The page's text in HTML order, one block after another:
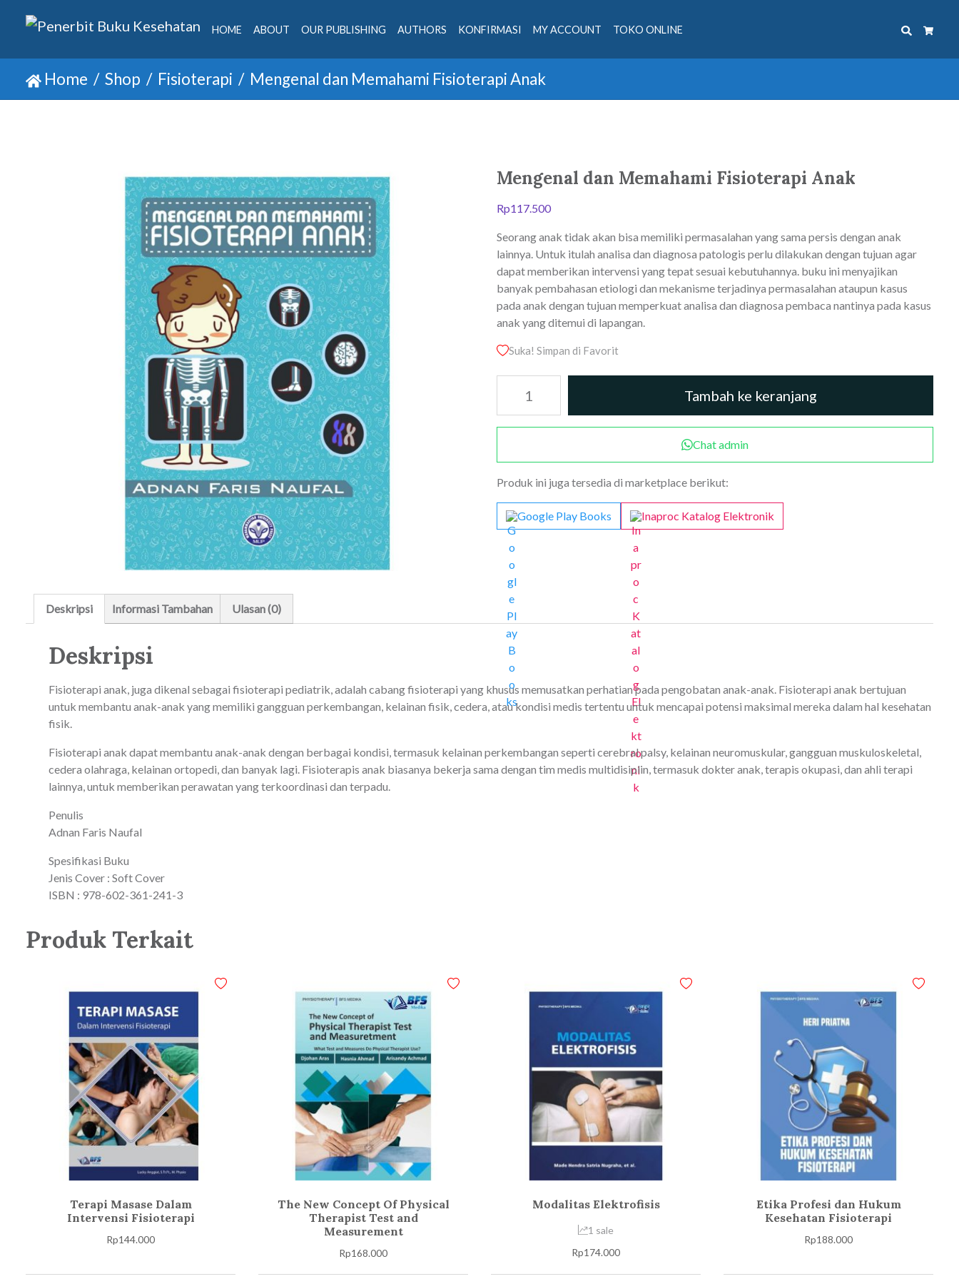
HOME ABOUT OUR PUBLISHING AUTHORS KONFIRMASI MY ACCOUNT TOKO ONLINE
Search
Home Shop Fisioterapi Mengenal dan Memahami Fisioterapi Anak
Mengenal dan Memahami Fisioterapi Anak
Rp117.500
Seorang anak tidak akan bisa memiliki permasalahan yang sama persis dengan anak
lainnya. Untuk itulah analisa dan diagnosa patologis perlu dilakukan dengan tujuan agar
dapat memberikan intervensi yang tepat sesuai kebutuhannya. buku ini menyajikan
banyak pembahasan etiologi dan mekanisme terjadinya permasalahan ataupun kasus
pada anak dengan tujuan memperkuat analisa dan diagnosa pembaca nantinya pada kasus
anak yang ditemui di lapangan.
Suka! Simpan di Favorit
Mengenal
dan
Tambah ke keranjang
Chat admin
Produk ini juga tersedia di marketplace berikut:
Google Play Books Inaproc Katalog Elektronik
Deskripsi Informasi Tambahan Ulasan (0)
Deskripsi
Fisioterapi anak, juga dikenal sebagai fisioterapi pediatrik, adalah cabang fisioterapi yang khusus memusatkan perhatian pada pengobatan anak-anak. Fisioterapi anak bertujuan
untuk membantu anak-anak yang memiliki gangguan perkembangan, kelainan fisik, cedera, atau kondisi medis tertentu untuk mencapai potensi maksimal mereka dalam hal kesehatan
fisik.
Fisioterapi anak dapat membantu anak-anak dengan berbagai kondisi, termasuk kelainan perkembangan seperti cerebral palsy, kelainan neuromuskular, gangguan muskuloskeletal,
cedera olahraga, kelainan ortopedi, dan banyak lagi. Fisioterapis anak biasanya bekerja sama dengan tim medis multidisiplin, termasuk dokter anak, terapis okupasi, dan ahli terapi
lainnya, untuk memberikan perawatan yang terkoordinasi dan terpadu.
Penulis
Adnan Faris Naufal
Spesifikasi Buku
Jenis Cover : Soft Cover
ISBN : 978-602-361-241-3
Produk Terkait
Terapi Masase Dalam
Intervensi Fisioterapi
Rp144.000
The New Concept Of Physical
Therapist Test and
Measurement
Rp168.000
Modalitas Elektrofisis
1 sale
Rp174.000
Etika Profesi dan Hukum
Kesehatan Fisioterapi
Rp188.000